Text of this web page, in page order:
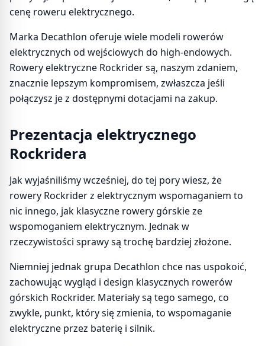
cenę roweru elektrycznego.
Marka Decathlon oferuje wiele modeli rowerów
elektrycznych od wejściowych do high-endowych.
Rowery elektryczne Rockrider są, naszym zdaniem,
znacznie lepszym kompromisem, zwłaszcza jeśli
połączysz je z dostępnymi dotacjami na zakup.
Prezentacja elektrycznego
Rockridera
Jak wyjaśniliśmy wcześniej, do tej pory wiesz, że
rowery Rockrider z elektrycznym wspomaganiem to
nic innego, jak klasyczne rowery górskie ze
wspomoganiem elektrycznym. Jednak w
rzeczywistości sprawy są trochę bardziej złożone.
Niemniej jednak grupa Decathlon chce nas uspokoić,
zachowując wygląd i design klasycznych rowerów
górskich Rockrider. Materiały są tego samego, co
zwykle, punkt, który się zmienia, to wspomaganie
elektryczne przez baterię i silnik.